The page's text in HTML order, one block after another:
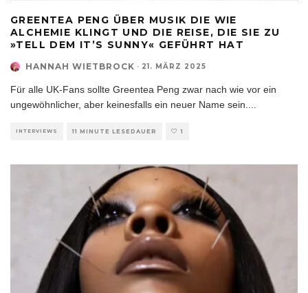
GREENTEA PENG ÜBER MUSIK DIE WIE
ALCHEMIE KLINGT UND DIE REISE, DIE SIE ZU
»TELL DEM IT’S SUNNY« GEFÜHRT HAT
HANNAH WIETBROCK · 21. MÄRZ 2025
Für alle UK-Fans sollte Greentea Peng zwar nach wie vor ein
ungewöhnlicher, aber keinesfalls ein neuer Name sein.
INTERVIEWS 11 MINUTE LESEDAUER 1